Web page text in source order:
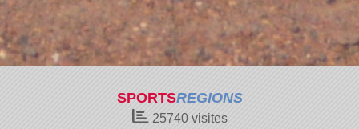
SPORTSREGIONS
25740visites